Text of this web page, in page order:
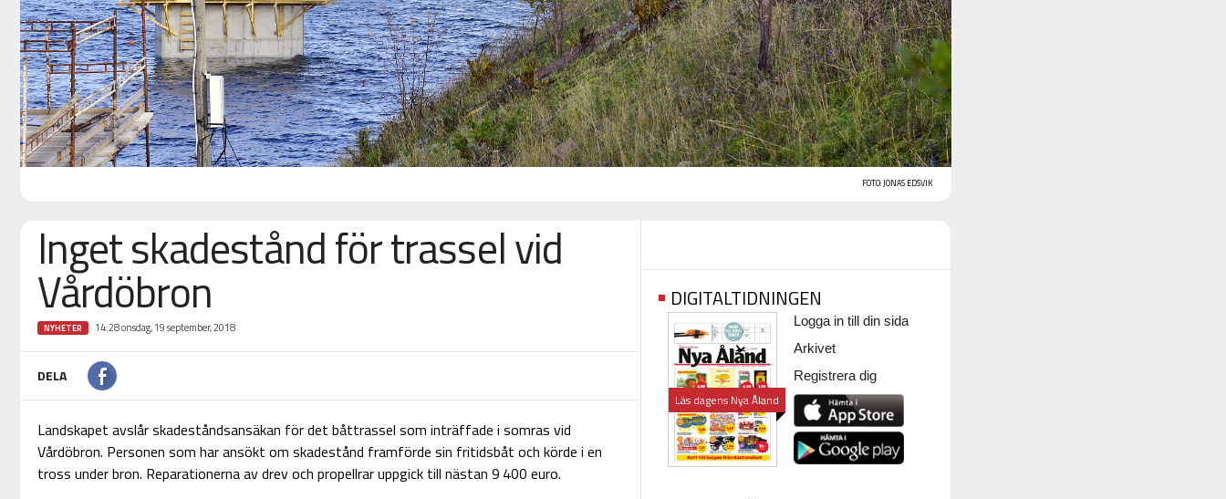
FOTO: JONAS EDSVIK
Inget skadestånd för trassel vid
Vårdöbron
NYHETER 14:28 onsdag, 19 september, 2018
DELA
Landskapet avslår skadeståndsansäkan för det båttrassel som inträffade i somras vid
Vårdöbron. Personen som har ansökt om skadestånd framförde sin fritidsbåt och körde i en
tross under bron. Reparationerna av drev och propellrar uppgick till nästan 9 400 euro.
DIGITALTIDNINGEN
Läs dagens Nya Åland
Logga in till din sida
Arkivet
Registrera dig